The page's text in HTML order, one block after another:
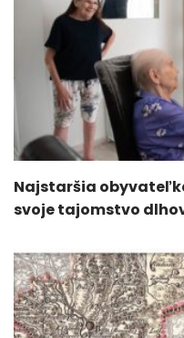
Najstaršia
svoje tajomstvo